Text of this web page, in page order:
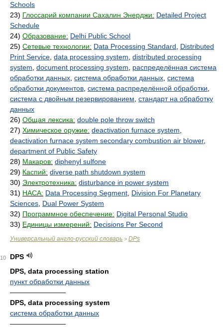
Schools
23) Глоссарий компании Сахалин Энерджи: Detailed Project
Schedule
24) Образование: Delhi Public School
25) Сетевые технологии: Data Processing Standard
Distributed
Print Service data processing system distributed processing
system document processing system
распределённая система
обработки данных система обработки данных система
обработки документов система распределённой обработки
система с двойным резервированием стандарт на обработку
данных
26) Общая лексика: double pole throw switch
27) Химическое оружие: deactivation furnace system
deactivation furnace system secondary combustion air blower,
department of Public Safety
28) Макаров: diphenyl sulfone
29) Каспий: diverse path shutdown system
30) Электротехника: disturbance in power system
31) НАСА: Data Processing Segment Division For Planetary
Sciences Dual Power System
32) Программное обеспечение: Digital Personal Studio
33) Единицы измерений: Decisions Per Second
Универсальный англо-русский словарь > DPs
10
DPS
DPS, data processing station
пункт обработки данных
————————
DPS, data processing system
система обработки данных
————————